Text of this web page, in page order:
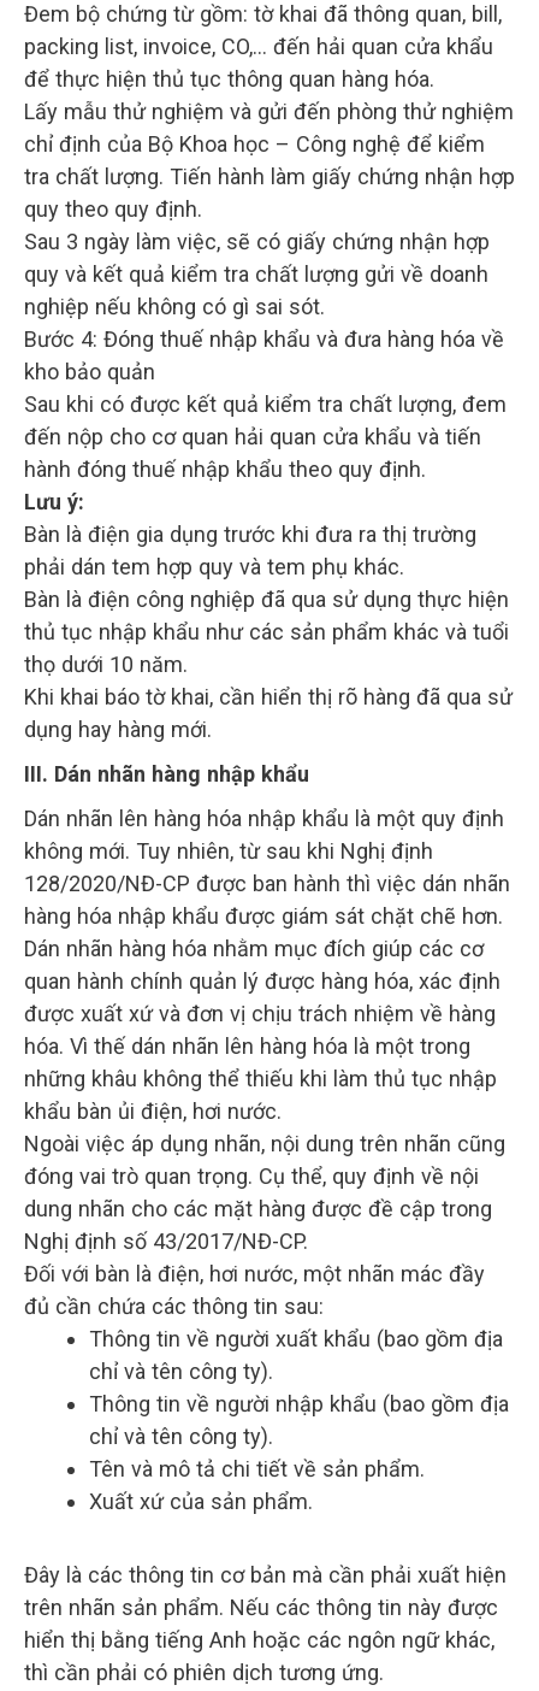
Đem bộ chứng từ gồm: tờ khai đã thông quan, bill,
packing list, invoice, CO,… đến hải quan cửa khẩu
để thực hiện thủ tục thông quan hàng hóa.
Lấy mẫu thử nghiệm và gửi đến phòng thử nghiệm
chỉ định của Bộ Khoa học – Công nghệ để kiểm
tra chất lượng. Tiến hành làm giấy chứng nhận hợp
quy theo quy định.
Sau 3 ngày làm việc, sẽ có giấy chứng nhận hợp
quy và kết quả kiểm tra chất lượng gửi về doanh
nghiệp nếu không có gì sai sót.
Bước 4: Đóng thuế nhập khẩu và đưa hàng hóa về
kho bảo quản
Sau khi có được kết quả kiểm tra chất lượng, đem
đến nộp cho cơ quan hải quan cửa khẩu và tiến
hành đóng thuế nhập khẩu theo quy định.
Lưu ý:
Bàn là điện gia dụng trước khi đưa ra thị trường
phải dán tem hợp quy và tem phụ khác.
Bàn là điện công nghiệp đã qua sử dụng thực hiện
thủ tục nhập khẩu như các sản phẩm khác và tuổi
thọ dưới 10 năm.
Khi khai báo tờ khai, cần hiển thị rõ hàng đã qua sử
dụng hay hàng mới.
III. Dán nhãn hàng nhập khẩu
Dán nhãn lên hàng hóa nhập khẩu là một quy định
không mới. Tuy nhiên, từ sau khi Nghị định
128/2020/NĐ-CP được ban hành thì việc dán nhãn
hàng hóa nhập khẩu được giám sát chặt chẽ hơn.
Dán nhãn hàng hóa nhằm mục đích giúp các cơ
quan hành chính quản lý được hàng hóa, xác định
được xuất xứ và đơn vị chịu trách nhiệm về hàng
hóa. Vì thế dán nhãn lên hàng hóa là một trong
những khâu không thể thiếu khi làm thủ tục nhập
khẩu bàn ủi điện, hơi nước.
Ngoài việc áp dụng nhãn, nội dung trên nhãn cũng
đóng vai trò quan trọng. Cụ thể, quy định về nội
dung nhãn cho các mặt hàng được đề cập trong
Nghị định số 43/2017/NĐ-CP.
Đối với bàn là điện, hơi nước, một nhãn mác đầy
đủ cần chứa các thông tin sau:
Thông tin về người xuất khẩu (bao gồm địa
chỉ và tên công ty).
Thông tin về người nhập khẩu (bao gồm địa
chỉ và tên công ty).
Tên và mô tả chi tiết về sản phẩm.
Xuất xứ của sản phẩm.
Đây là các thông tin cơ bản mà cần phải xuất hiện
trên nhãn sản phẩm. Nếu các thông tin này được
hiển thị bằng tiếng Anh hoặc các ngôn ngữ khác,
thì cần phải có phiên dịch tương ứng.